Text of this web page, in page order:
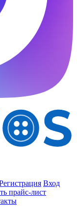
Вход
прайс-лист